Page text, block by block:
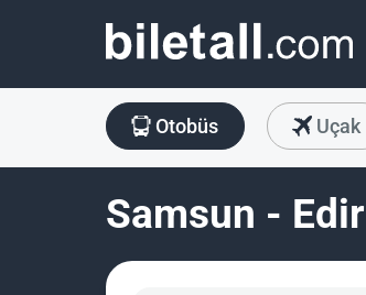
Otobüs Uçak
Samsun -